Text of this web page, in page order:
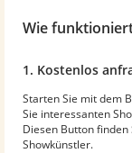
Wie
1. Kostenlos
Starten Sie mit dem
Sie interessanten
Diesen Button
Showkünstler.